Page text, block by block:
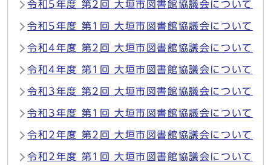
令和5年度 第2回 大垣市図書館協議会について
令和5年度 第1回 大垣市図書館協議会について
令和4年度 第2回 大垣市図書館協議会について
令和4年度 第1回 大垣市図書館協議会について
令和3年度 第2回 大垣市図書館協議会について
令和3年度 第1回 大垣市図書館協議会について
令和2年度 第2回 大垣市図書館協議会について
令和2年度 第1回 大垣市図書館協議会について